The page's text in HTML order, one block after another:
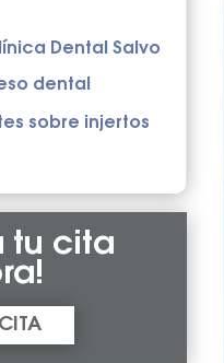
Dental Salvo
dental
sobre injertos
tu cita